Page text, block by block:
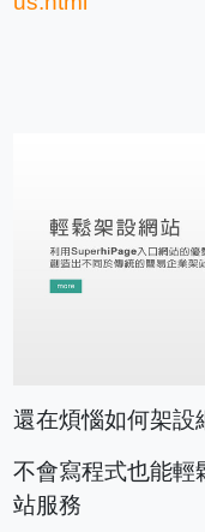
還在煩惱如何架
不會寫程式也能輕
站服務